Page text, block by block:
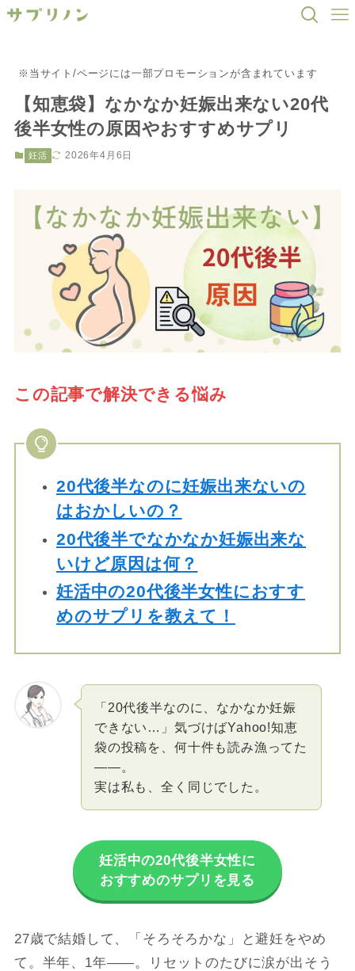
※当サイト/ページには一部プロモーションが含まれています
【知恵袋】なかなか妊娠出来ない20代
後半女性の原因やおすすめサプリ
妊活 2026年4月6日
この記事で解決できる悩み
20代後半なのに妊娠出来ないの
はおかしいの？
20代後半でなかなか妊娠出来な
いけど原因は何？
妊活中の20代後半女性におすす
めのサプリを教えて！
「20代後半なのに、なかなか妊娠
できない…」気づけばYahoo!知恵
袋の投稿を、何十件も読み漁ってた
——。
実は私も、全く同じでした。
妊活中の20代後半女性に
おすすめのサプリを見る
27歳で結婚して、「そろそろかな」と避妊をやめ
て。半年、1年——。リセットのたびに涙が出そう